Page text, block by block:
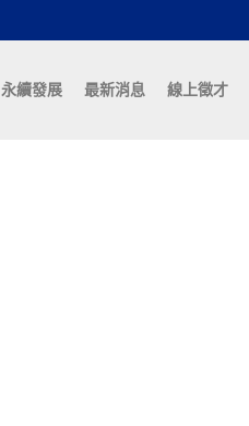
永續發展 最新消息 線上徵才